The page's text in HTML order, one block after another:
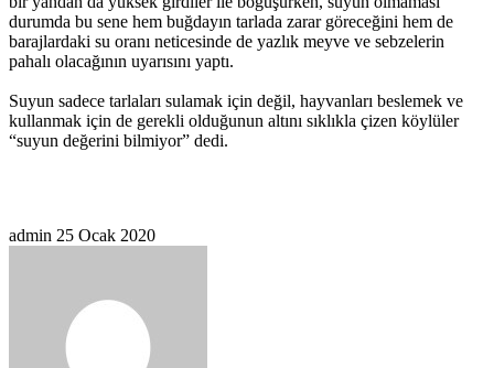
durumda bu sene hem buğdayın tarlada zarar göreceğini hem de
barajlardaki su oranı neticesinde de yazlık meyve ve sebzelerin
pahalı olacağının uyarısını yaptı.
Suyun sadece tarlaları sulamak için değil, hayvanları beslemek ve
kullanmak için de gerekli olduğunun altını sıklıkla çizen köylüler
“suyun değerini bilmiyor” dedi.
admin Bir
25 Ocak 2020